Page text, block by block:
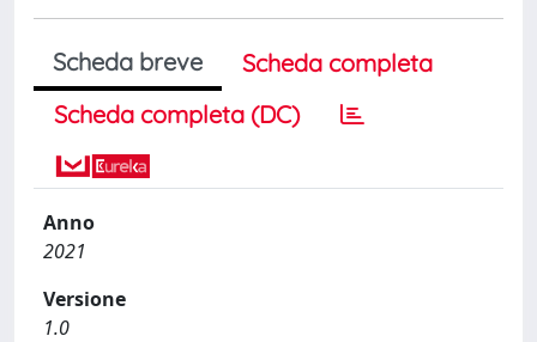
Scheda breve
Scheda completa
Scheda completa (DC)
Anno
2021
Versione
1.0